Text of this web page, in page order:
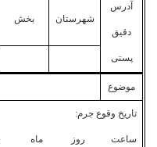
آدرس
دقیق
پستی
شهرستان بخش
موضوع
تاریخ وقوع جرم:
ساعت روز